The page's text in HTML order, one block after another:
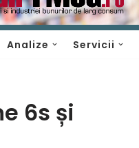
Analize Servicii
6s și